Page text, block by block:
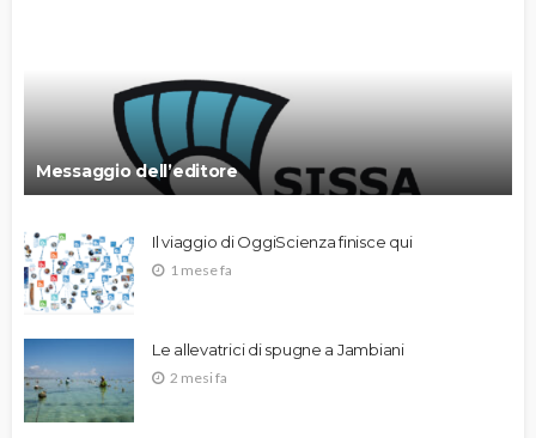
Messaggio dell’editore
Il viaggio di OggiScienza finisce qui
1 mese fa
Le allevatrici di spugne a Jambiani
2 mesi fa